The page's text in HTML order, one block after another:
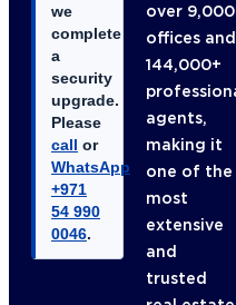
we
complete
a
security
upgrade.
Please
call or
WhatsApp
+971
54 990
0046.
over 9,000
offices and
144,000+
agents,
making it
one of the
most
extensive
and
trusted